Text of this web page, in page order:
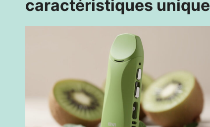
caractéristiques unique